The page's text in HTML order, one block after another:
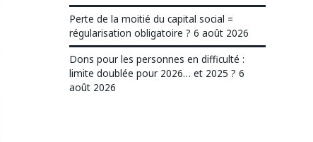
Perte de la moitié du capital social =
régularisation obligatoire ? 6 août 2026
Dons pour les personnes en difficulté :
limite doublée pour 2026… et 2025 ? 6
août 2026